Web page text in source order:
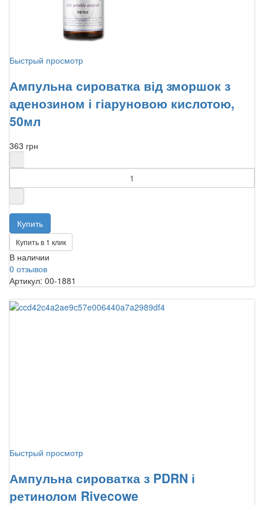
Быстрый просмотр
Ампульна сироватка від зморшок з
аденозином і гіаруновою кислотою,
50мл
363 грн
Купить в 1 клик
В наличии
0 отзывов
Артикул: 00-1881
Быстрый просмотр
Ампульна сироватка з PDRN і
ретинолом Rivecowe